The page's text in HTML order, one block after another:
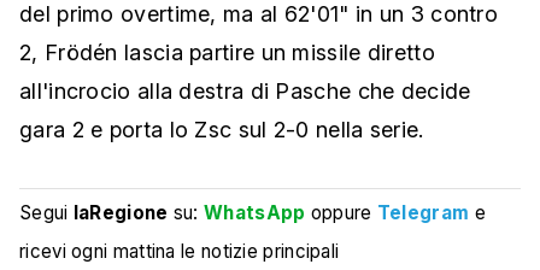
del primo overtime, ma al 62'01" in un 3 contro
2, Frödén lascia partire un missile diretto
all'incrocio alla destra di Pasche che decide
gara 2 e porta lo Zsc sul 2-0 nella serie.
Segui laRegione su:WhatsApp oppure Telegram e
ricevi ogni mattina le notizie principali